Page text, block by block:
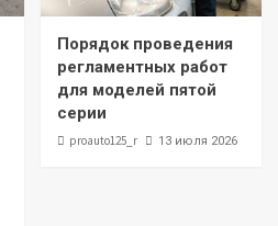
Порядок проведения
регламентных работ
для моделей пятой
серии
proauto125_r 13 июля 2026